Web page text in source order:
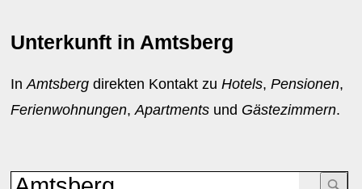
Unterkunft in Amtsberg
InAmtsberg direkten Kontakt zuHotels,Pensionen,
Ferienwohnungen,Apartments und Gästezimmern.